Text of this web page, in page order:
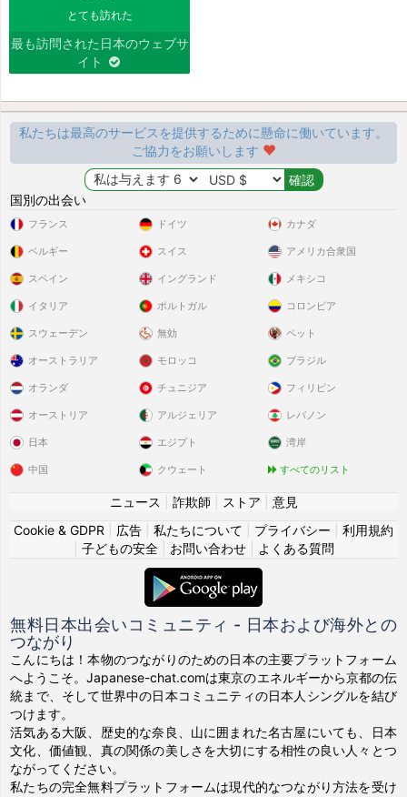
とても訪れた
最も訪問された日本のウェブサ
イト
私たちは最高のサービスを提供するために懸命に働いています。
ご協力をお願いします
国別の出会い
フランス
ベルギー
スペイン
イタリア
スウェーデン
ドイツ
スイス
イングランド
ポルトガル
無効
カナダ
アメリカ合衆国
メキシコ
コロンビア
ペット
オーストラリア
オランダ
オーストリア
日本
中国
モロッコ
チュニジア
アルジェリア
エジプト
クウェート
ブラジル
フィリピン
レバノン
湾岸
すべてのリスト
ニュース 詐欺師 ストア
意見
Cookie & GDPR
広告 私たちについて プライバシー
利用規約
子どもの安全| お問い合わせ| よくある質問
無料日本出会いコミュニティ - 日本および海外との
つながり
こんにちは！本物のつながりのための日本の主要プラットフォーム
へようこそ。Japanese-chat.comは東京のエネルギーから京都の伝
統まで、そして世界中の日本コミュニティの日本人シングルを結び
つけます。
活気ある大阪、歴史的な奈良、山に囲まれた名古屋にいても、日本
文化、価値観、真の関係の美しさを大切にする相性の良い人々とつ
ながってください。
私たちの完全無料プラットフォームは現代的なつながり方法を受け